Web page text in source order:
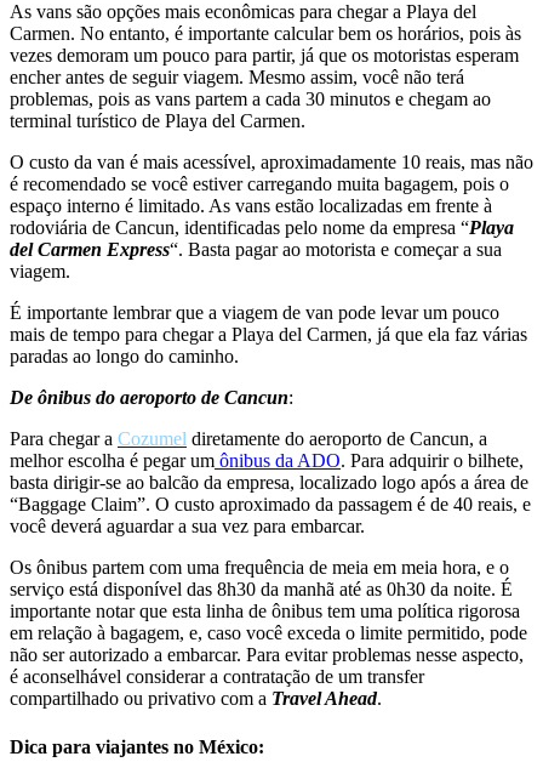
As vans são opções mais econômicas para chegar a Playa del
Carmen. No entanto, é importante calcular bem os horários, pois às
vezes demoram um pouco para partir, já que os motoristas esperam
encher antes de seguir viagem. Mesmo assim, você não terá
problemas, pois as vans partem a cada 30 minutos e chegam ao
terminal turístico de Playa del Carmen.
O custo da van é mais acessível, aproximadamente 10 reais, mas não
é recomendado se você estiver carregando muita bagagem, pois o
espaço interno é limitado. As vans estão localizadas em frente à
rodoviária de Cancun, identificadas pelo nome da empresa “Playa
del Carmen Express“. Basta pagar ao motorista e começar a sua
viagem.
É importante lembrar que a viagem de van pode levar um pouco
mais de tempo para chegar a Playa del Carmen, já que ela faz várias
paradas ao longo do caminho.
De ônibus do aeroporto de Cancun:
Para chegar a Cozumel diretamente do aeroporto de Cancun, a
melhor escolha é pegar um ônibus da ADO. Para adquirir o bilhete,
basta dirigir-se ao balcão da empresa, localizado logo após a área de
“Baggage Claim”. O custo aproximado da passagem é de 40 reais, e
você deverá aguardar a sua vez para embarcar.
Os ônibus partem com uma frequência de meia em meia hora, e o
serviço está disponível das 8h30 da manhã até as 0h30 da noite. É
importante notar que esta linha de ônibus tem uma política rigorosa
em relação à bagagem, e, caso você exceda o limite permitido, pode
não ser autorizado a embarcar. Para evitar problemas nesse aspecto,
é aconselhável considerar a contratação de um transfer
compartilhado ou privativo com a Travel Ahead.
Dica para viajantes no México: